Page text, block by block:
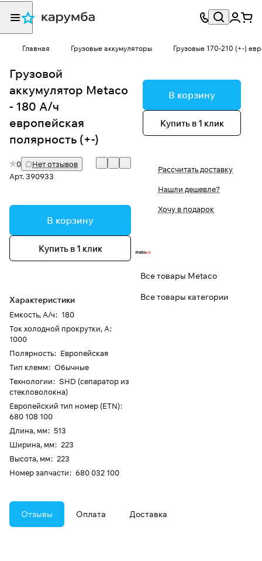
Главная Грузовые аккумуляторы Грузовые 170-210 (+-)
Грузовой
аккумулятор Metaco
- 180 А/ч
европейская
полярность (+-)
0
Нет отзывов
Арт.390933
В корзину
Купить в 1 клик
Характеристики
Емкость, А/ч: 180
Ток холодной прокрутки, А:
1000
Полярность: Европейская
Тип клемм: Обычные
Технологии: SHD (сепаратор из
стекловолокна)
Европейский тип номер (ETN):
680 108 100
Длина, мм: 513
Ширина, мм: 223
Высота, мм: 223
Номер запчасти: 680 032 100
В корзину
Купить в 1 клик
Рассчитать доставку
Нашли дешевле?
Хочу в подарок
Все товары Metaco
Все товары категории
Отзывы Оплата Доставка